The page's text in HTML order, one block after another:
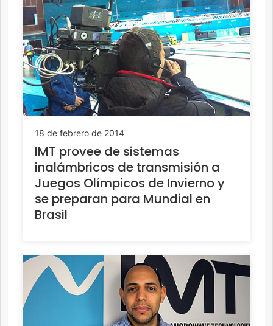
18 de febrero de 2014
IMT provee de sistemas
inalámbricos de transmisión a
Juegos Olímpicos de Invierno y
se preparan para Mundial en
Brasil